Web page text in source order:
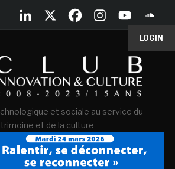
LOGIN
et sociale au service du
et de la culture